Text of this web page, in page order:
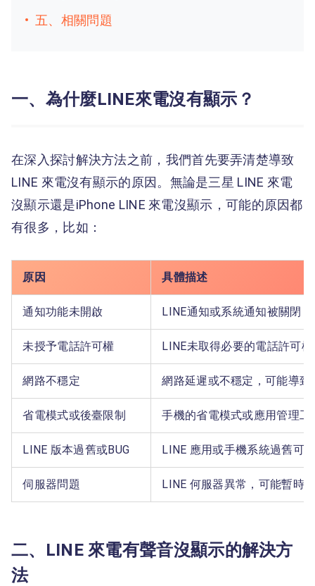
五、相關問題
一、為什麼LINE來電沒有顯示？
在深入探討解決方法之前，我們首先要弄清楚導致
LINE 來電沒有顯示的原因。無論是三星 LINE 來電
沒顯示還是iPhone LINE 來電沒顯示，可能的原因都
有很多，比如：
原因 具體描述
通知功能未開啟 LINE通知或系統通知被關閉
未授予電話許可權 LINE未取得必要的電話許可
網路不穩定 網路延遲或不穩定，可能導
省電模式或後臺限制 手機的省電模式或應用管理
LINE 版本過舊或BUG LINE 應用或手機系統過舊可
伺服器問題 LINE 何服器異常，可能暫時
二、LINE 來電有聲音沒顯示的解決方
法